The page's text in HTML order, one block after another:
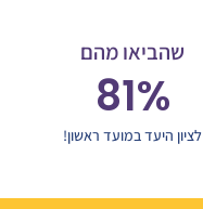
שהביאו מהם
לציון היעד במועד ראשון!
%
81